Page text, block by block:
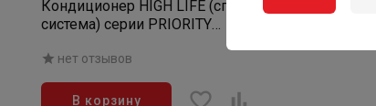
Кондиционер HIGH LIFE (сплит-
система) серии PRIORITY
CLASS 2.0 ACHL-12PC-CHDV03S
(комплект)
нет отзывов
В корзину